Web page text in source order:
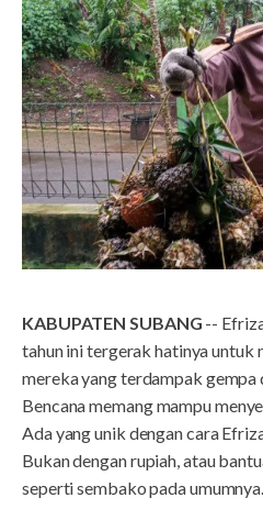
KABUPATEN SUBANG --
tahun ini tergerak hatinya untuk
mereka yang terdampak gempa
Bencana memang mampu
Ada yang unik dengan cara
Bukan dengan rupiah, atau
seperti sembako pada